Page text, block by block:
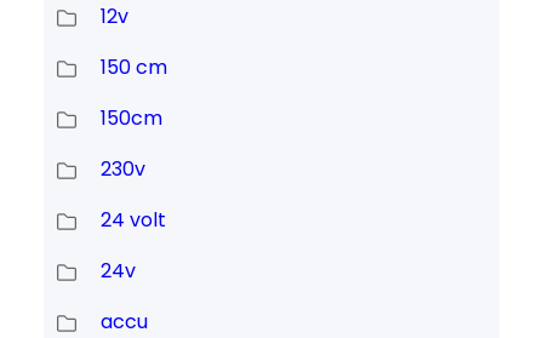
12v
150 cm
150cm
230v
24 volt
24v
accu